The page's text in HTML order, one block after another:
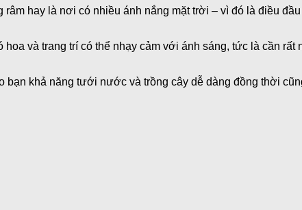
hay là nơi có nhiều ánh nắng mặt trời – vì đó là điều
và trang trí có thể nhạy cảm với ánh sáng, tức là cần rất
khả năng tưới nước và trồng cây dễ dàng đồng thời